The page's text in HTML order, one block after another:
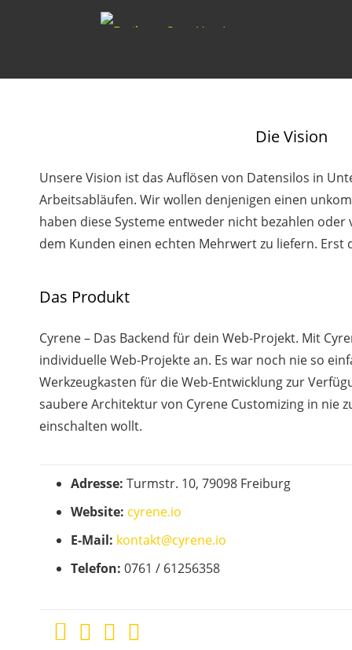
Die Vision
Unsere Vision ist das Auflösen von Datensilos in
Arbeitsabläufen. Wir wollen denjenigen einen
haben diese Systeme entweder nicht bezahlen
dem Kunden einen echten Mehrwert zu liefern. Erst
Das Produkt
Cyrene – Das Backend für dein Web-Projekt. Mit
individuelle Web-Projekte an. Es war noch nie so
Werkzeugkasten für die Web-Entwicklung zur
saubere Architektur von Cyrene Customizing in nie
einschalten wollt.
Adresse: Turmstr. 10, 79098 Freiburg
Website: cyrene.io
E-Mail: kontakt@cyrene.io
Telefon: 0761 / 61256358